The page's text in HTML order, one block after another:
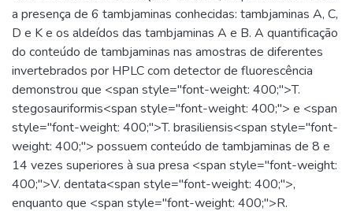
a presença de 6 tambjaminas conhecidas: tambjaminas A, C,
D e K e os aldeídos das tambjaminas A e B. A quantificação
do conteúdo de tambjaminas nas amostras de diferentes
invertebrados por HPLC com detector de fluorescência
demonstrou que <span style="font-weight: 400;">T.
stegosauriformis<span style="font-weight: 400;"> e <span
style="font-weight: 400;">T. brasiliensis<span style="font-
weight: 400;"> possuem conteúdo de tambjaminas de 8 e
14 vezes superiores à sua presa <span style="font-weight:
400;">V. dentata<span style="font-weight: 400;">,
enquanto que <span style="font-weight: 400;">R.